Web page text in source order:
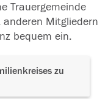
Trauergemeinde
Mitgliedern
bequem ein.
zu